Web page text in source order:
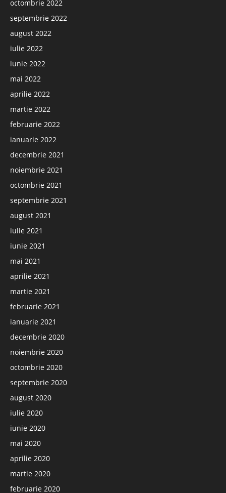
octombrie 2022
septembrie 2022
august 2022
iulie 2022
iunie 2022
mai 2022
aprilie 2022
martie 2022
februarie 2022
ianuarie 2022
decembrie 2021
noiembrie 2021
octombrie 2021
septembrie 2021
august 2021
iulie 2021
iunie 2021
mai 2021
aprilie 2021
martie 2021
februarie 2021
ianuarie 2021
decembrie 2020
noiembrie 2020
octombrie 2020
septembrie 2020
august 2020
iulie 2020
iunie 2020
mai 2020
aprilie 2020
martie 2020
februarie 2020